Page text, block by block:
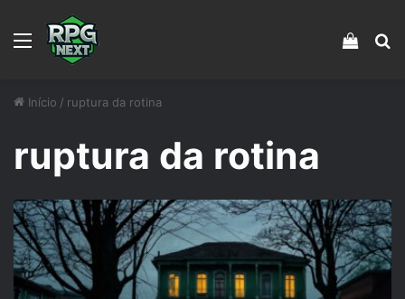
Menu Veja
Início / ruptura da rotina
ruptura da rotina